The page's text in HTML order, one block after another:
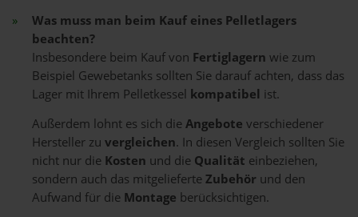
Was muss man beim Kauf eines Pelletlagers
beachten?
Insbesondere beim Kauf von Fertiglagern wie zum
Beispiel Gewebetanks sollten Sie darauf achten, dass das
Lager mit Ihrem Pelletkessel kompatibel ist.
Außerdem lohnt es sich dieAngebote verschiedener
Hersteller zu vergleichen. In diesen Vergleich sollten Sie
nicht nur die Kosten und die Qualität einbeziehen,
sondern auch das mitgelieferteZubehör und den
Aufwand für die Montage berücksichtigen.